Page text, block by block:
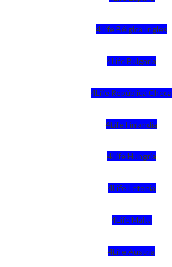
4Life Bélgica Ingles
4Life Bulgaria
4Life República Checa
4Life Finlandia
4Life Hungria
4Life Letonia
4Life Malta
4Life Austria